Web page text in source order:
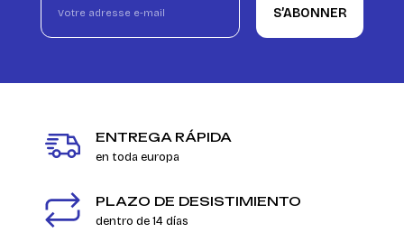
S’ABONNER
ENTREGA RÁPIDA
en toda europa
PLAZO DE DESISTIMIENTO
dentro de 14 días